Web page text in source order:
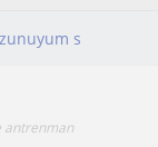
s
antrenman